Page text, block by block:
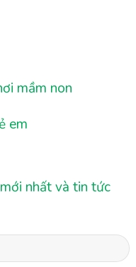
mầm non
em
nhất và tin tức